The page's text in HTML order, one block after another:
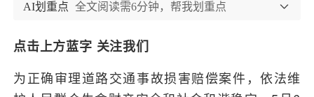
AI划重点 全文阅读需6分钟，帮我划重点
点击上方蓝字 关注我们
为正确审理道路交通事故损害赔偿案件，依法维